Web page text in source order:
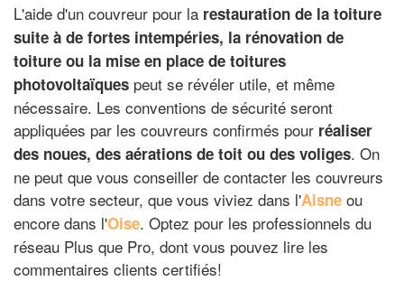
L'aide d'un couvreur pour la restauration de la toiture
suite à de fortes intempéries, la rénovation de
toiture ou la mise en place de toitures
photovoltaïques peut se révéler utile, et même
nécessaire. Les conventions de sécurité seront
appliquées par les couvreurs confirmés pour réaliser
des noues, des aérations de toit ou des voliges. On
ne peut que vous conseiller de contacter les couvreurs
dans votre secteur, que vous viviez dans l'Aisne ou
encore dans l'Oise. Optez pour les professionnels du
réseau Plus que Pro, dont vous pouvez lire les
commentaires clients certifiés!